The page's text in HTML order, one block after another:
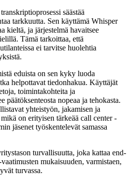
säästää
tarkkuutta. Sen käyttämä Whisper
kieltä, ja järjestelmä havaitsee
Tämä tarkoittaa, että
ei tarvitse huolehtia
eduista on sen kyky luoda
helpottavat tiedonhakua. Käyttäjät
toimintakohteita ja
päätöksenteosta nopeaa ja tehokasta.
yhteistyön, jakamisen ja
on erityisen tärkeää call center -
jäsenet työskentelevät samassa
turvallisuutta, joka kattaa end-
mukaisuuden, varmistaen,
turvassa.